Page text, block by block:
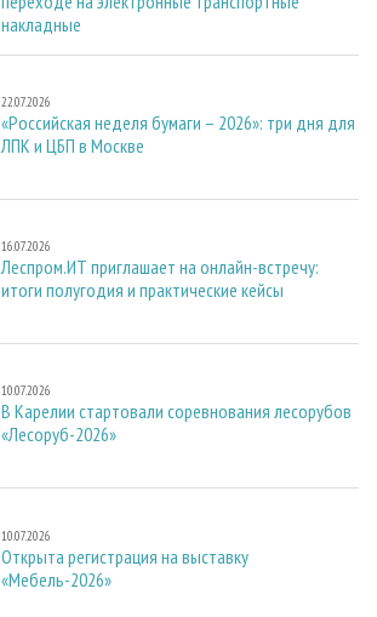
накладные
22.07.2026
«Российская неделя бумаги – 2026»: три дня для
ЛПК и ЦБП в Москве
16.07.2026
Леспром.ИТ приглашает на онлайн-встречу:
итоги полугодия и практические кейсы
10.07.2026
В Карелии стартовали соревнования лесорубов
«Лесоруб-2026»
10.07.2026
Открыта регистрация на выставку
«Мебель-2026»